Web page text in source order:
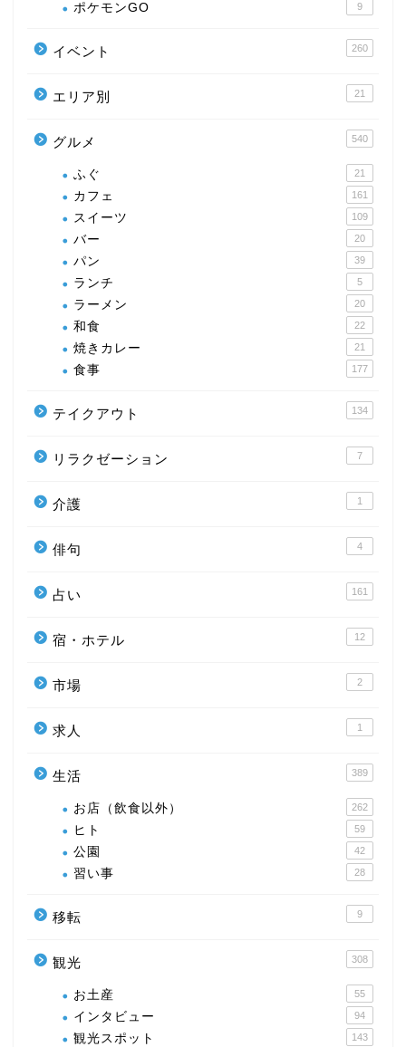
ポケモンGO 9
イベント 260
エリア別 21
グルメ 540
ふぐ 21
カフェ 161
スイーツ 109
バー 20
パン 39
ランチ 5
ラーメン 20
和食 22
焼きカレー 21
食事 177
テイクアウト 134
リラクゼーション 7
介護 1
俳句 4
占い 161
宿・ホテル 12
市場 2
求人 1
生活 389
お店（飲食以外） 262
ヒト 59
公園 42
習い事 28
移転 9
観光 308
お土産 55
インタビュー 94
観光スポット 143